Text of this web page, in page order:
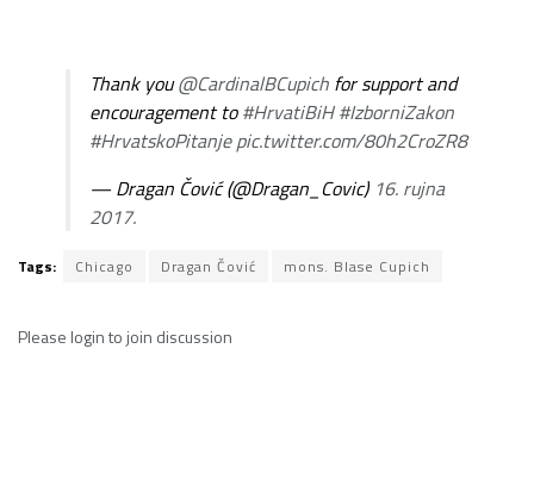
Thank you@CardinalBCupich for support and
encouragement to#HrvatiBiH #IzborniZakon
#HrvatskoPitanje pic.twitter.com/80h2CroZR8
— Dragan Čović (@Dragan_Covic) 16. rujna
2017.
Tags: Chicago Dragan Čović mons. Blase Cupich
Please loginto join discussion